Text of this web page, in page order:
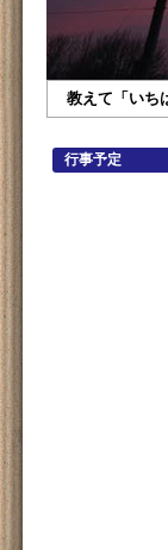
教えて「いち
行事予定